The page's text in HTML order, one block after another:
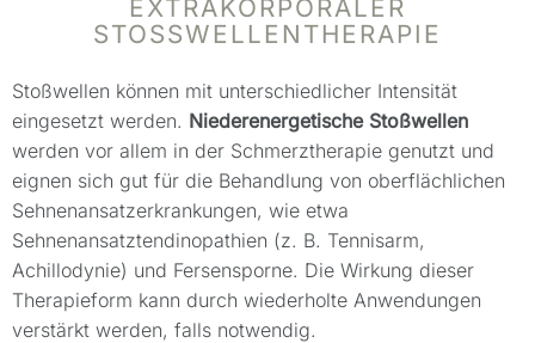
XTRAKORPORALER S
TOSSWELLENTHERAPIE
Stoßwellen können mit unterschiedlicher Intensität
eingesetzt werden. Niederenergetische Stoßwellen
werden vor allem in der Schmerztherapie genutzt und
eignen sich gut für die Behandlung von oberflächlichen
Sehnenansatzerkrankungen, wie etwa
Sehnenansatztendinopathien (z. B. Tennisarm,
Achillodynie) und Fersensporne. Die Wirkung dieser
Therapieform kann durch wiederholte Anwendungen
verstärkt werden, falls notwendig.